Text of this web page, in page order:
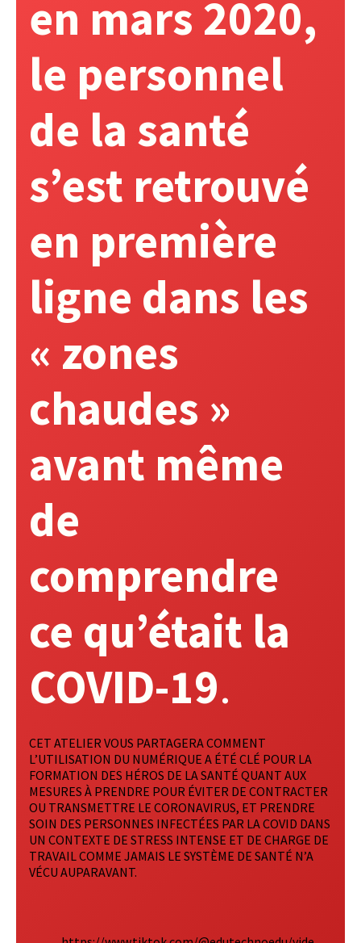
en mars 2020,
le personnel
de la santé
s’est retrouvé
en première
ligne dans les
« zones
chaudes »
avant même
de
comprendre
ce qu’était la
COVID-19.
CET ATELIER VOUS PARTAGERA COMMENT
L’UTILISATION DU NUMÉRIQUE A ÉTÉ CLÉ POUR LA
FORMATION DES HÉROS DE LA SANTÉ QUANT AUX
MESURES À PRENDRE POUR ÉVITER DE CONTRACTER
OU TRANSMETTRE LE CORONAVIRUS, ET PRENDRE
SOIN DES PERSONNES INFECTÉES PAR LA COVID DANS
UN CONTEXTE DE STRESS INTENSE ET DE CHARGE DE
TRAVAIL COMME JAMAIS LE SYSTÈME DE SANTÉ N’A
VÉCU AUPARAVANT.